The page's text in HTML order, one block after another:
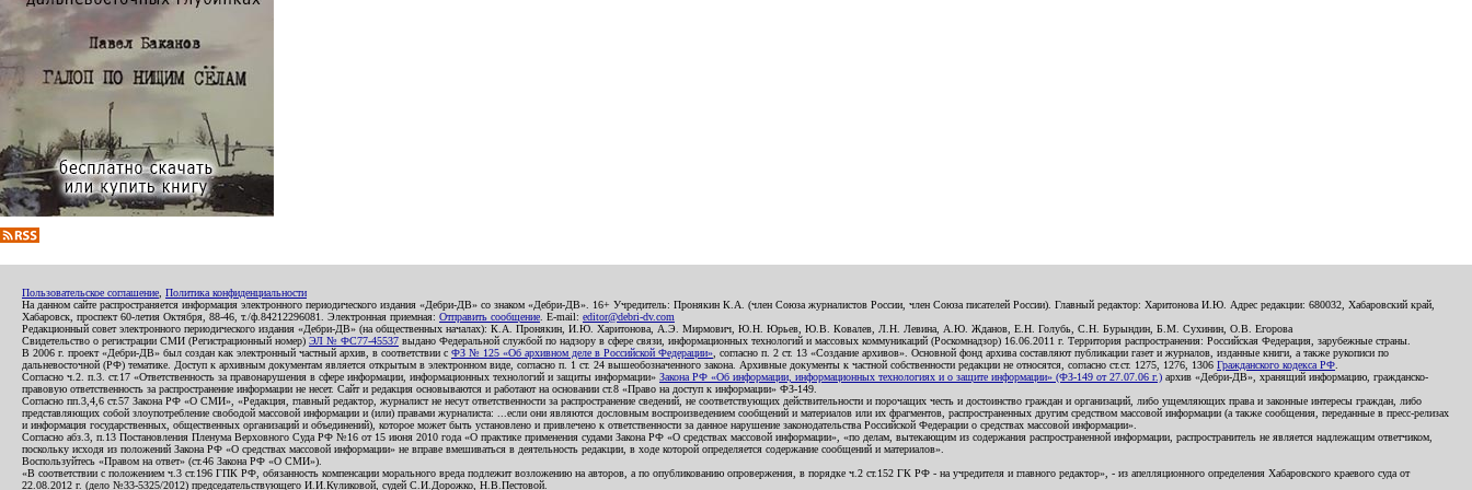
Пользовательское соглашение Политика конфиденциальности
На данном сайте распространяется информация электронного периодического издания «Дебри-ДВ» со знаком «Дебри-ДВ». 16+ Учредитель: Пронякин К.А. (член Союза журналистов России, член Союза писателей России). Главный редактор: Харитонова И.Ю. Адрес редакции: 680032, Хабаровский край,
Хабаровск, проспект 60-летия Октября, 88-46, т./ф.84212296081. Электронная приемная: Отправить сообщение . E-mail: editor@debri-dv.com
Редакционный совет электронного периодического издания «Дебри-ДВ» (на общественных началах): К.А. Пронякин, И.Ю. Харитонова, А.Э. Мирмович, Ю.Н. Юрьев, Ю.В. Ковалев, Л.Н. Левина, А.Ю. Жданов, Е.Н. Голубь, С.Н. Бурындин, Б.М. Сухинин, О.В. Егорова
Свидетельство о регистрации СМИ (Регистрационный номер) ЭЛ № ФС77-45537 выдано Федеральной службой по надзору в сфере связи, информационных технологий и массовых коммуникаций (Роскомнадзор) 16.06.2011 г. Территория распространения: Российская Федерация, зарубежные страны.
В 2006 г. проект «Дебри-ДВ» был создан как электронный частный архив, в соответствии с ФЗ № 125 «Об архивном деле в Российской Федерации» , согласно п. 2 ст. 13 «Создание архивов». Основной фонд архива составляют публикации газет и журналов, изданные книги, а также рукописи по
дальневосточной (РФ) тематике. Доступ к архивным документам является открытым в электронном виде, согласно п. 1 ст. 24 вышеобозначенного закона. Архивные документы к частной собственности редакции не относятся, согласно ст.ст. 1275, 1276, 1306 Гражданского кодекса РФ
Согласно ч.2. п.3. ст.17 «Ответственность за правонарушения в сфере информации, информационных технологий и защиты информации» Закона РФ «Об информации, информационных технологиях и о защите информации» (ФЗ-149 от 27.07.06 г.) архив «Дебри-ДВ», хранящий информацию, гражданско-
правовую ответственность за распространение информации не несет. Сайт и редакция основываются и работают на основании ст.8 «Право на доступ к информации» ФЗ-149.
Согласно пп.3,4,6 ст.57 Закона РФ «О СМИ», «Редакция, главный редактор, журналист не несут ответственности за распространение сведений, не соответствующих действительности и порочащих честь и достоинство граждан и организаций, либо ущемляющих права и законные интересы граждан, либо
представляющих собой злоупотребление свободой массовой информации и (или) правами журналиста: ...если они являются дословным воспроизведением сообщений и материалов или их фрагментов, распространенных другим средством массовой информации (а также сообщения, переданные в пресс-релизах
и информация государственных, общественных организаций и объединений), которое может быть установлено и привлечено к ответственности за данное нарушение законодательства Российской Федерации о средствах массовой информации».
Согласно абз.3, п.13 Постановления Пленума Верховного Суда РФ №16 от 15 июня 2010 года «О практике применения судами Закона РФ «О средствах массовой информации», «по делам, вытекающим из содержания распространенной информации, распространитель не является надлежащим ответчиком,
поскольку исходя из положений Закона РФ «О средствах массовой информации» не вправе вмешиваться в деятельность редакции, в ходе которой определяется содержание сообщений и материалов».
Воспользуйтесь «Правом на ответ» (ст.46 Закона РФ «О СМИ»).
«В соответствии с положением ч.3 ст.196 ГПК РФ, обязанность компенсации морального вреда подлежит возложению на авторов, а по опубликованию опровержения, в порядке ч.2 ст.152 ГК РФ - на учредителя и главного редактор», - из апелляционного определения Хабаровского краевого суда от
22.08.2012 г. (дело №33-5325/2012) председательствующего И.И.Куликовой, судей С.И.Дорожко, Н.В.Пестовой.